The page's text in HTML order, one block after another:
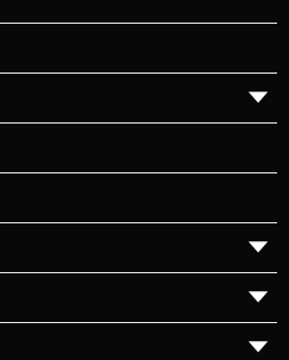
▼
▼
▼
▼